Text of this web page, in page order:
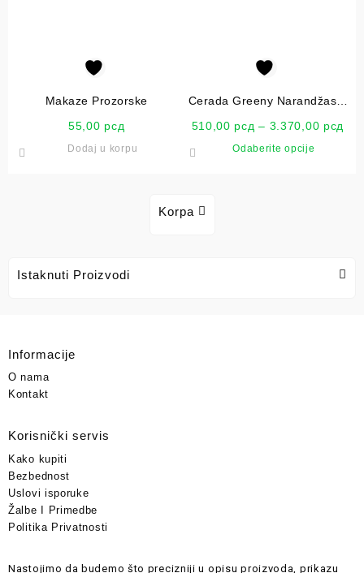
Korpa
Makaze Prozorske
55,00 рсд
Dodaj u korpu
Cerada Greeny Narandžasta
510,00 рсд – 3.370,00 рсд
Odaberite opcije
Istaknuti Proizvodi
Informacije
O nama
Kontakt
Korisnički servis
Kako kupiti
Bezbednost
Uslovi isporuke
Žalbe I Primedbe
Politika Privatnosti
Nastojimo da budemo što precizniji u opisu proizvoda, prikazu